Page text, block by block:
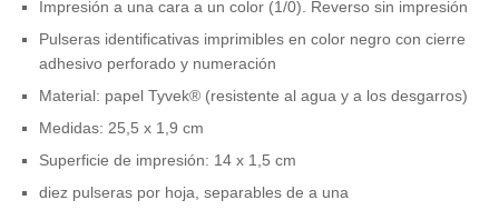
Impresión a una cara a un color (1/0). Reverso sin impresión
Pulseras identificativas imprimibles en color negro con cierre
adhesivo perforado y numeración
Material: papel Tyvek® (resistente al agua y a los desgarros)
Medidas: 25,5 x 1,9 cm
Superficie de impresión: 14 x 1,5 cm
diez pulseras por hoja, separables de a una